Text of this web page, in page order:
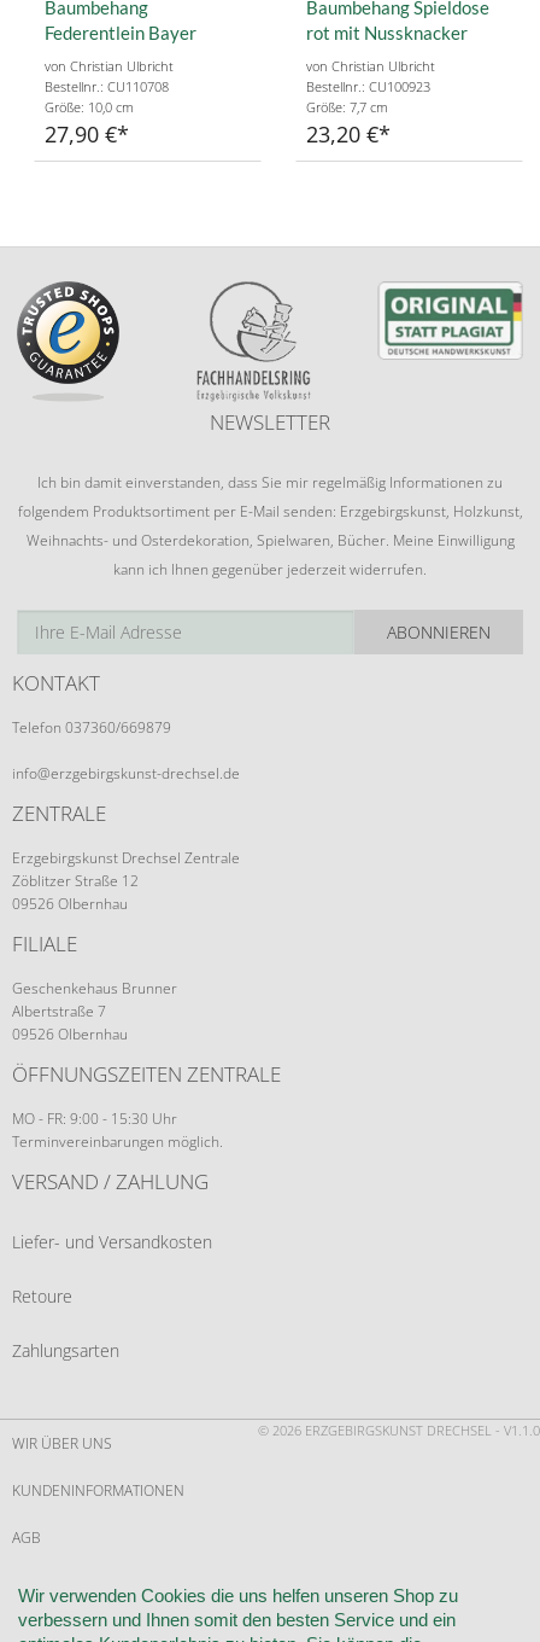
Baumbehang
Federentlein Bayer
von Christian Ulbricht
Bestellnr.: CU110708
Größe: 10,0 cm
27,90 €
Baumbehang Spieldose
rot mit Nussknacker
von Christian Ulbricht
Bestellnr.: CU100923
Größe: 7,7 cm
23,20 €
NEWSLETTER
Ich bin damit einverstanden, dass Sie mir regelmäßig Informationen zu
folgendem Produktsortiment per E-Mail senden: Erzgebirgskunst, Holzkunst,
Weihnachts- und Osterdekoration, Spielwaren, Bücher. Meine Einwilligung
kann ich Ihnen gegenüber jederzeit widerrufen.
ABONNIEREN
KONTAKT
Telefon 037360/669879
info@erzgebirgskunst-drechsel.de
ZENTRALE
Erzgebirgskunst Drechsel Zentrale
Zöblitzer Straße 12
09526 Olbernhau
FILIALE
Geschenkehaus Brunner
Albertstraße 7
09526 Olbernhau
ÖFFNUNGSZEITEN ZENTRALE
MO - FR: 9:00 - 15:30 Uhr
Terminvereinbarungen möglich.
VERSAND / ZAHLUNG
Liefer- und Versandkosten
Retoure
Zahlungsarten
© 2026 ERZGEBIRGSKUNST DRECHSEL - V1.1.0
WIR ÜBER UNS
KUNDENINFORMATIONEN
AGB
WIDERRUF
VERTRAG WIDERRUFEN
Wir verwenden Cookies die uns helfen unseren Shop zu
verbessern und Ihnen somit den besten Service und ein